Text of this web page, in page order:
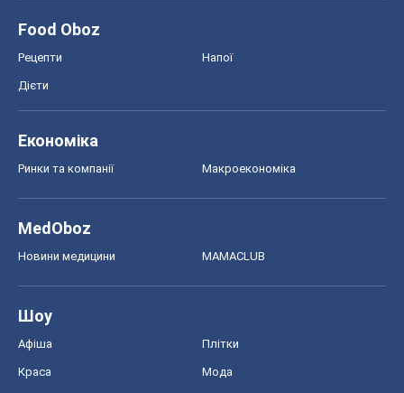
Food Oboz
Рецепти Напої
Дієти
Економіка
Ринки та компанії Макроекономіка
MedOboz
Новини медицини MAMACLUB
Шоу
Афіша Плітки
Краса Мода